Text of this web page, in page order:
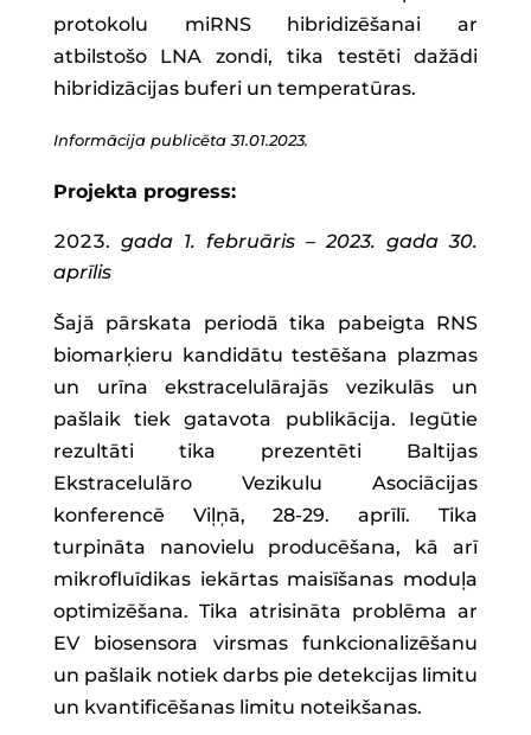
protokolu miRNS hibridizēšanai ar
atbilstošo LNA zondi, tika testēti dažādi
hibridizācijas buferi un temperatūras.
Informācija publicēta 31.01.2023.
Projekta progress:
gada 1. februāris – 2023. gada 30.
aprīlis
Šajā pārskata periodā tika pabeigta RNS
biomarķieru kandidātu testēšana plazmas
un urīna ekstracelulārajās vezikulās un
pašlaik tiek gatavota publikācija. Iegūtie
rezultāti tika prezentēti Baltijas
Ekstracelulāro Vezikulu Asociācijas
konferencē Viļņā, 28-29. aprīlī. Tika
turpināta nanovielu producēšana, kā arī
mikrofluīdikas iekārtas maisīšanas moduļa
optimizēšana. Tika atrisināta problēma ar
EV biosensora virsmas funkcionalizēšanu
un pašlaik notiek darbs pie detekcijas limitu
un kvantificēšanas limitu noteikšanas.